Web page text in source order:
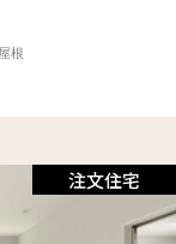
根
注文住宅